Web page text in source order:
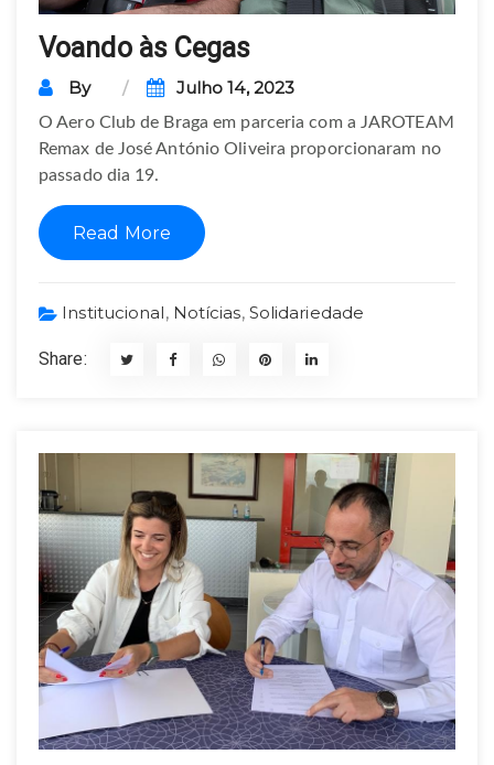
Voando às Cegas
By Julho 14, 2023
O Aero Club de Braga em parceria com a JAROTEAM
Remax de José António Oliveira proporcionaram no
passado dia 19.
Read More
Institucional, Notícias, Solidariedade
Share: